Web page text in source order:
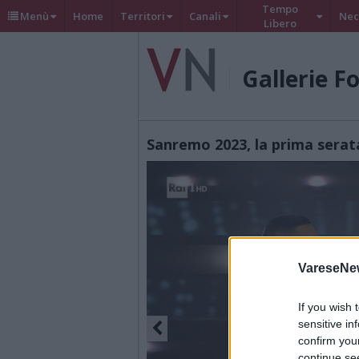
If you wish
sensitive
confirm
Menù Home Territori Canali
Tempo
Libero
Gallerie
Sanremo 2023, la prima